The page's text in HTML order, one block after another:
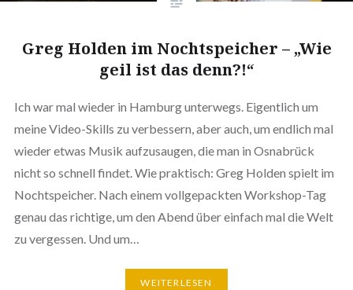
Greg Holden im Nochtspeicher – „Wie
geil ist das denn?!“
Ich war mal wieder in Hamburg unterwegs. Eigentlich um
meine Video-Skills zu verbessern, aber auch, um endlich mal
wieder etwas Musik aufzusaugen, die man in Osnabrück
nicht so schnell findet. Wie praktisch: Greg Holden spielt im
Nochtspeicher. Nach einem vollgepackten Workshop-Tag
genau das richtige, um den Abend über einfach mal die Welt
zu vergessen. Und um…
WEITERLESEN